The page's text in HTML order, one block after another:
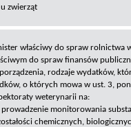
zwierząt
właściwy do spraw rolnictwa
do spraw finansów
rodzaje wydatków,
o których mowa w ust. 3,
weterynarii na:
monitorowania
chemicznych,